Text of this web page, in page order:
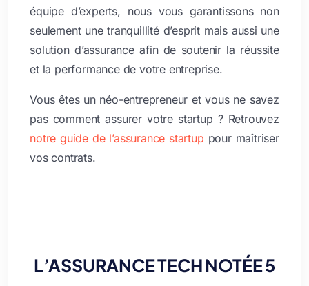
équipe d’experts, nous vous garantissons non
seulement une tranquillité d’esprit mais aussi une
solution d’assurance afin de soutenir la réussite
et la performance de votre entreprise.
Vous êtes un néo-entrepreneur et vous ne savez
pas comment assurer votre startup ? Retrouvez
notre guide de l’assurance startup pour maîtriser
vos contrats.
L’ASSURANCE TECH NOTÉE 5